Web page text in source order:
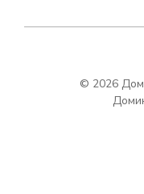
© 2026